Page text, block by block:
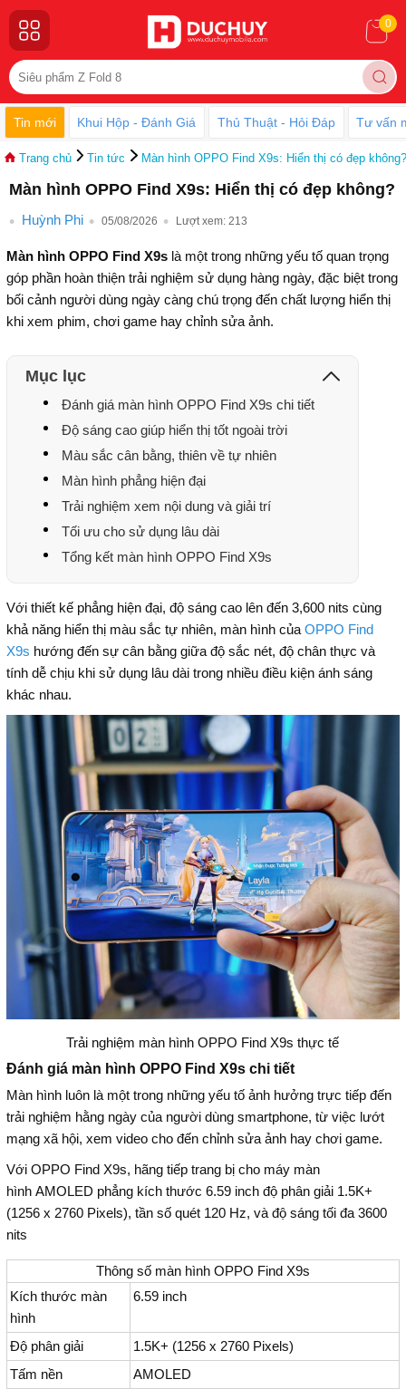
0
Tin mới Khui Hộp - Đánh Giá Thủ Thuật - Hỏi Đáp Tư vấn
Trang chủ Tin tức Màn hình OPPO Find X9s: Hiển thị có đẹp không?
Màn hình OPPO Find X9s: Hiển thị có đẹp không?
Huỳnh Phi 05/08/2026 Lượt xem: 213
Màn hình OPPO Find X9slà một trong những yếu tố quan trọng
góp phần hoàn thiện trải nghiệm sử dụng hàng ngày, đặc biệt trong
bối cảnh người dùng ngày càng chú trọng đến chất lượng hiển thị
khi xem phim, chơi game hay chỉnh sửa ảnh.
Mục lục
Đánh giá màn hình OPPO Find X9s chi tiết
Độ sáng cao giúp hiển thị tốt ngoài trời
Màu sắc cân bằng, thiên về tự nhiên
Màn hình phẳng hiện đại
Trải nghiệm xem nội dung và giải trí
Tối ưu cho sử dụng lâu dài
Tổng kết màn hình OPPO Find X9s
Với thiết kế phẳng hiện đại, độ sáng cao lên đến 3,600 nits cùng
khả năng hiển thị màu sắc tự nhiên, màn hình của OPPO Find
X9s hướng đến sự cân bằng giữa độ sắc nét, độ chân thực và
tính dễ chịu khi sử dụng lâu dài trong nhiều điều kiện ánh sáng
khác nhau.
Trải nghiệm màn hình OPPO Find X9s thực tế
Đánh giá màn hình OPPO Find X9s chi tiết
Màn hình luôn là một trong những yếu tố ảnh hưởng trực tiếp đến
trải nghiệm hằng ngày của người dùng smartphone, từ việc lướt
mạng xã hội, xem video cho đến chỉnh sửa ảnh hay chơi game.
Với OPPO Find X9s, hãng tiếp trang bị cho máy màn
hình AMOLED phẳng kích thước 6.59 inch độ phân giải 1.5K+
(1256 x 2760 Pixels), tần số quét 120 Hz, và độ sáng tối đa 3600
nits
Thông số màn hình OPPO Find X9s
Kích thước màn
hình
6.59 inch
Độ phân giải
1.5K+ (1256 x 2760 Pixels)
Tấm nền
AMOLED